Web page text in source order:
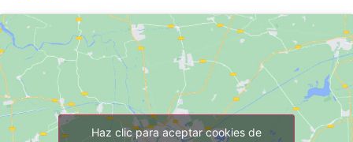
Haz clic para aceptar cookies de